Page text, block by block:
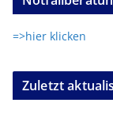
=>hier klicken
Zuletzt